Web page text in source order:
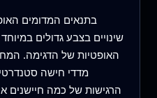
בתנאים המדומים
שינויים בצבע גדולים
האופטיות של הדגימה.
מדדי חישה
הרגישות של כמה חיישנים